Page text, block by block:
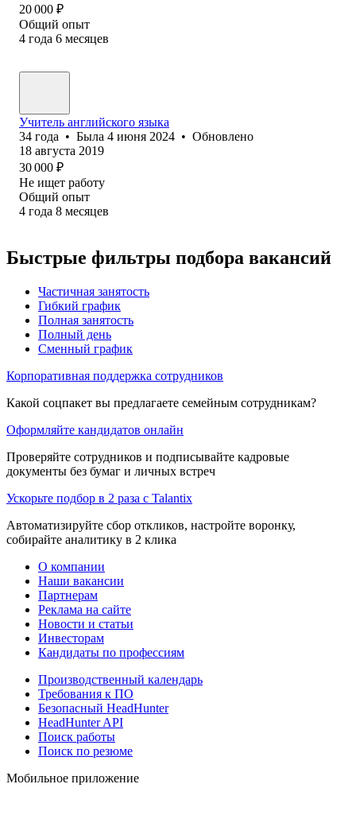
20 000 ₽
Общий опыт
4 года 6 месяцев
Учитель английского языка
34 года • Была 4 июня 2024 • Обновлено
18 августа 2019
30 000 ₽
Не ищет работу
Общий опыт
4 года 8 месяцев
Быстрые фильтры подбора вакансий
Частичная занятость
Гибкий график
Полная занятость
Полный день
Сменный график
Корпоративная поддержка сотрудников
Какой соцпакет вы предлагаете семейным сотрудникам?
Оформляйте кандидатов онлайн
Проверяйте сотрудников и подписывайте кадровые
документы без бумаг и личных встреч
Ускорьте подбор в 2 раза с Talantix
Автоматизируйте сбор откликов, настройте воронку,
собирайте аналитику в 2 клика
О компании
Наши вакансии
Партнерам
Реклама на сайте
Новости и статьи
Инвесторам
Кандидаты по профессиям
Производственный календарь
Требования к ПО
Безопасный HeadHunter
HeadHunter API
Поиск работы
Поиск по резюме
Мобильное приложение